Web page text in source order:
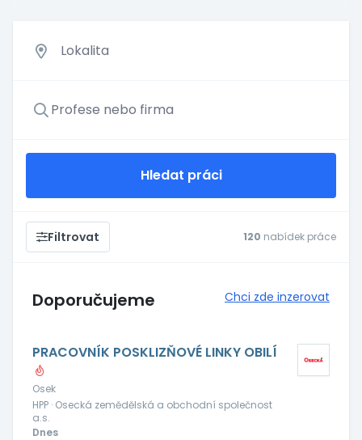
Hledat práci
Filtrovat 120 nabídek práce
Doporučujeme Chci zde inzerovat
PRACOVNÍK POSKLIZŇOVÉ LINKY OBILÍ
Osek
HPP · Osecká zemědělská a obchodní společnost
a.s.
Dnes